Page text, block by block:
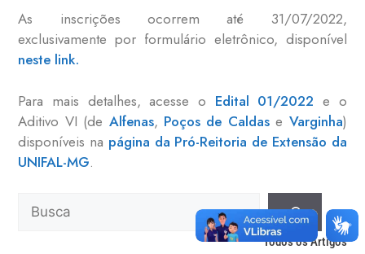
As inscrições ocorrem até 31/07/2022,
exclusivamente por formulário eletrônico, disponível
neste link.
Para mais detalhes, acesse o Edital 01/2022 e o
Aditivo VI (de Alfenas, Poços de Caldase Varginha)
disponíveis na página da Pró-Reitoria de Extensão da
UNIFAL-MG.
Todos os Artigos